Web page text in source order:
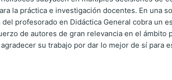
la práctica e investigación docentes. En una
profesorado en Didáctica General cobra un
de autores de gran relevancia en el ámbito
su trabajo por dar lo mejor de sí para